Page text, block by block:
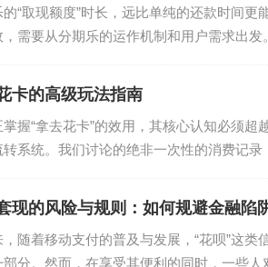
的“取现额度”时长，远比单纯的还款时间
需要从分期乐的运作机制和用户需求出发
卡的高级玩法指南
握“拿去花卡”的效用，其核心认知必须
转系统。我们讨论的绝非一次性的消费记
现的风险与规则：如何规避金融陷
随着移动支付的普及与发展，“花呗”这
部分。然而，在享受其便利的同时，一些